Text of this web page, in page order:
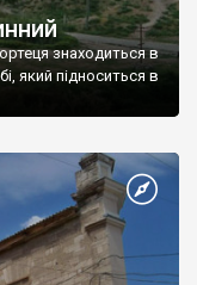
знаходиться в
який підноситься в